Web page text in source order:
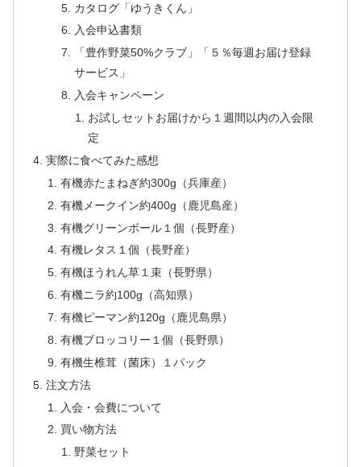
カタログ「ゆうきくん」
入会申込書類
「豊作野菜50%クラブ」「５％毎週お届け登録
サービス」
入会キャンペーン
お試しセットお届けから１週間以内の入会限
定
実際に食べてみた感想
有機赤たまねぎ約300g（兵庫産）
有機メークイン約400g（鹿児島産）
有機グリーンボール１個（長野産）
有機レタス１個（長野産）
有機ほうれん草１束（長野県）
有機ニラ約100g（高知県）
有機ピーマン約120g（鹿児島県）
有機ブロッコリー１個（長野県）
有機生椎茸（菌床）１パック
注文方法
入会・会費について
買い物方法
野菜セット